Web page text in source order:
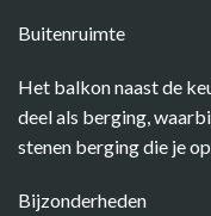
Buitenruimte
Het balkon naast de
deel als berging,
stenen berging die je
Bijzonderheden